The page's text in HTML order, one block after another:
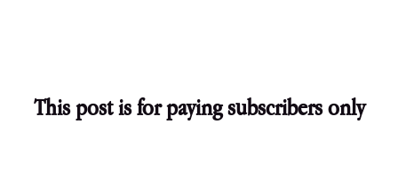
This post is for paying subscribers only